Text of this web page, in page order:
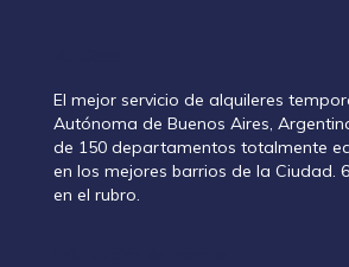
El mejor servicio de alquileres
Autónoma de Buenos Aires,
de 150 departamentos totalmente
en los mejores barrios de la Ciudad.
en el rubro.